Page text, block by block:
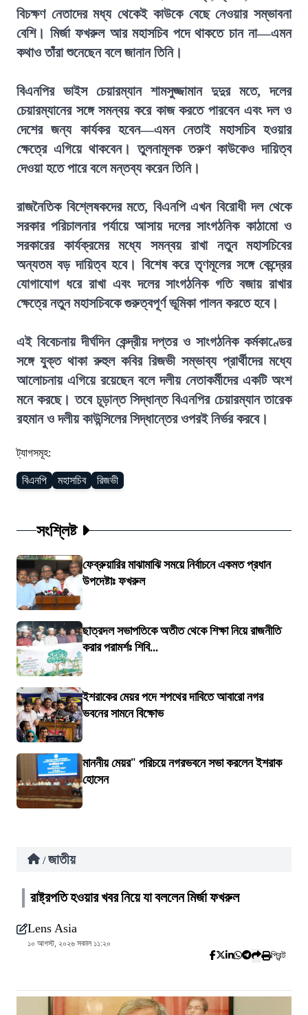
বিচক্ষণ নেতাদের মধ্য থেকেই কাউকে বেছে নেওয়ার সম্ভাবনা
বেশি। মির্জা ফখরুল আর মহাসচিব পদে থাকতে চান না—এমন
কথাও তাঁরা শুনেছেন বলে জানান তিনি।
বিএনপির ভাইস চেয়ারম্যান শামসুজ্জামান দুদুর মতে, দলের
চেয়ারম্যানের সঙ্গে সমন্বয় করে কাজ করতে পারবেন এবং দল ও
দেশের জন্য কার্যকর হবেন—এমন নেতাই মহাসচিব হওয়ার
ক্ষেত্রে এগিয়ে থাকবেন। তুলনামূলক তরুণ কাউকেও দায়িত্ব
দেওয়া হতে পারে বলে মন্তব্য করেন তিনি।
রাজনৈতিক বিশ্লেষকদের মতে, বিএনপি এখন বিরোধী দল থেকে
সরকার পরিচালনার পর্যায়ে আসায় দলের সাংগঠনিক কাঠামো ও
সরকারের কার্যক্রমের মধ্যে সমন্বয় রাখা নতুন মহাসচিবের
অন্যতম বড় দায়িত্ব হবে। বিশেষ করে তৃণমূলের সঙ্গে কেন্দ্রের
যোগাযোগ ধরে রাখা এবং দলের সাংগঠনিক গতি বজায় রাখার
ক্ষেত্রে নতুন মহাসচিবকে গুরুত্বপূর্ণ ভূমিকা পালন করতে হবে।
এই বিবেচনায় দীর্ঘদিন কেন্দ্রীয় দপ্তর ও সাংগঠনিক কর্মকাণ্ডের
সঙ্গে যুক্ত থাকা রুহুল কবির রিজভী সম্ভাব্য প্রার্থীদের মধ্যে
আলোচনায় এগিয়ে রয়েছেন বলে দলীয় নেতাকর্মীদের একটি অংশ
মনে করছে। তবে চূড়ান্ত সিদ্ধান্ত বিএনপির চেয়ারম্যান তারেক
রহমান ও দলীয় কাউন্সিলের সিদ্ধান্তের ওপরই নির্ভর করবে।
ট্যাগসমূহ:
বিএনপি মহাসচিব রিজভী
সংশ্লিষ্ট
ফেব্রুয়ারির মাঝামাঝি সময়ে নির্বাচনে একমত প্রধান
উপদেষ্টাঃ ফখরুল
ছাত্রদল সভাপতিকে অতীত থেকে শিক্ষা নিয়ে রাজনীতি
করার পরামর্শঃ শিবি...
ইশরাকের মেয়র পদে শপথের দাবিতে আবারো নগর
ভবনের সামনে বিক্ষোভ
মাননীয় মেয়র" পরিচয়ে নগরভবনে সভা করলেন ইশরাক
হোসেন
/ জাতীয়
রাষ্ট্রপতি হওয়ার খবর নিয়ে যা বললেন মির্জা ফখরুল
Lens Asia
১০ আগস্ট, ২০২৬ সকাল ১১:২০
প্রিন্ট